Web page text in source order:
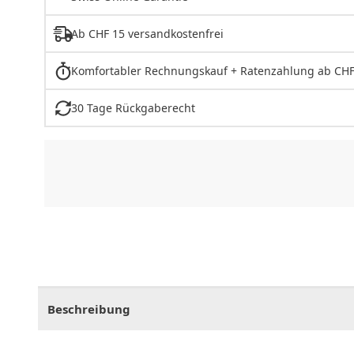
Ab CHF 15 versandkostenfrei
Komfortabler Rechnungskauf + Ratenzahlung ab
30 Tage Rückgaberecht
Beschreibung